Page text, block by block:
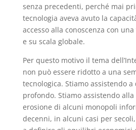
senza precedenti, perché mai
tecnologia aveva avuto la
accesso alla conoscenza con
e su scala globale.
Per questo motivo il tema
non può essere ridotto a una
tecnologica. Stiamo assistendo
profondo. Stiamo assistendo alla
erosione di alcuni monopoli
decenni, in alcuni casi per